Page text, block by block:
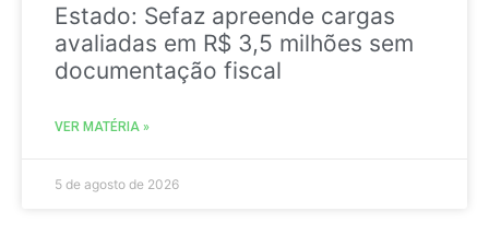
Estado: Sefaz apreende cargas
avaliadas em R$ 3,5 milhões sem
documentação fiscal
VER MATÉRIA »
5 de agosto de 2026